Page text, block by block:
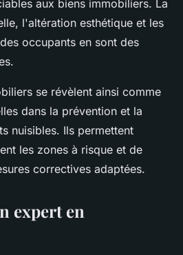
aux biens immobiliers. La
l'altération esthétique et les
occupants en sont des
se révèlent ainsi comme
dans la prévention et la
nuisibles. Ils permettent
les zones à risque et de
correctives adaptées.
expert en